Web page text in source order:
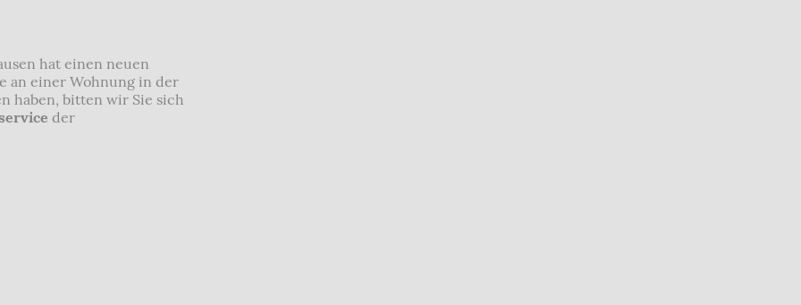
hat einen neuen
an einer Wohnung in der
haben, bitten wir Sie sich
der